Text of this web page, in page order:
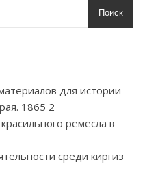
Поиск
для истории
1865 2
ремесла в
среди киргиз